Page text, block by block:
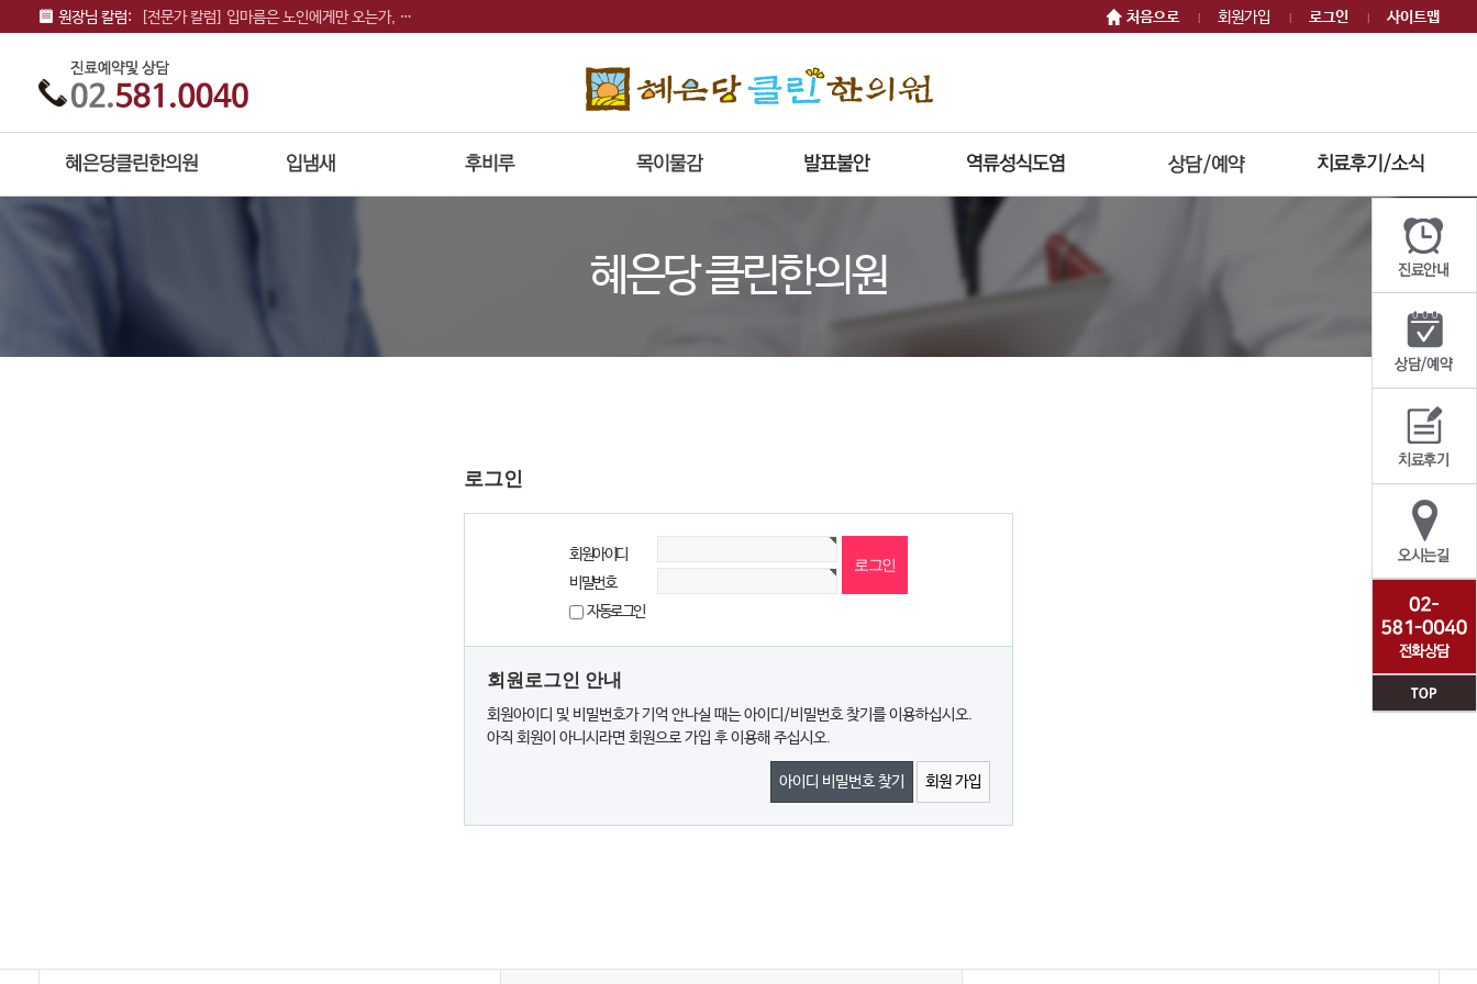
원장님 칼럼: [전문가 칼럼] 입마름은 노인에게만 오는가, …
[전문가 칼럼] 착한사람 증후군과 친구의 입냄…
[전문가 칼럼] 솔솔 풍기는 입냄새, 양치질 …
처음으로 회원가입 로그인 사이트맵
혜은당 클린한의원
로그인
회원아이디
비밀번호
자동로그인
회원로그인 안내
회원아이디 및 비밀번호가 기억 안나실 때는 아이디/비밀번호 찾기를 이용하십시오.
아직 회원이 아니시라면 회원으로 가입 후 이용해 주십시오.
아이디 비밀번호 찾기 회원 가입